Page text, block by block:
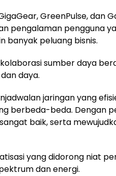
GreenPulse, dan
pengalaman pengguna
banyak peluang bisnis.
sumber daya
daya.
jaringan yang
berbeda-beda. Dengan
baik, serta
yang didorong niat
dan energi.